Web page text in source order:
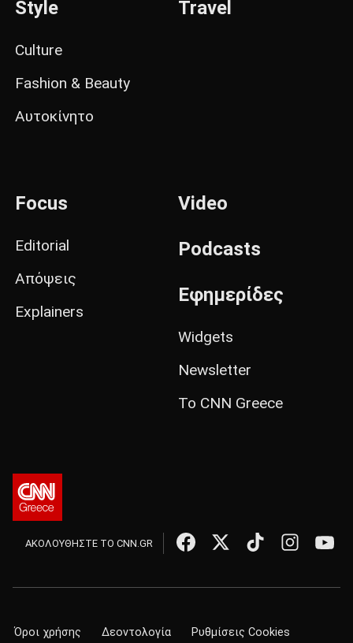
Style
Culture
Fashion & Beauty
Αυτοκίνητο
Travel
Focus
Editorial
Απόψεις
Explainers
Video
Podcasts
Εφημερίδες
Widgets
Newsletter
Το CNN Greece
ΑΚΟΛΟΥΘΗΣΤΕ ΤΟ CNN.GR
Όροι χρήσης Δεοντολογία Ρυθμίσεις Cookies